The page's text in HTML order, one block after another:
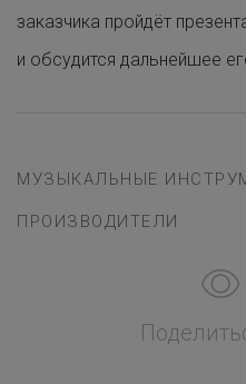
заказчика пройдёт
и обсудится дальнейшее
МУЗЫКАЛЬНЫЕ
ПРОИЗВОДИТЕЛИ